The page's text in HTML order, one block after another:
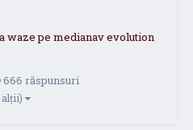
waze pe medianav evolution
666 răspunsuri
alții)